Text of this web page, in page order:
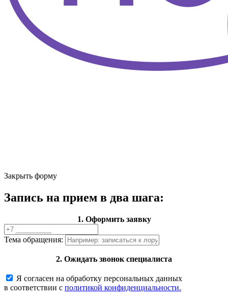
Закрыть форму
Запись на прием в два шага:
1. Оформить заявку
Тема обращения:
2. Ожидать звонок специалиста
Я согласен на обработку персональных данных
в соответствии с политикой конфиденциальности.